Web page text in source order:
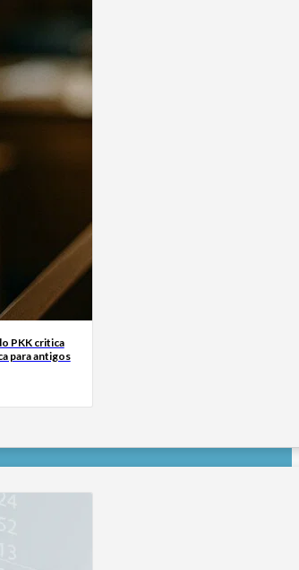
PKK critica
para antigos